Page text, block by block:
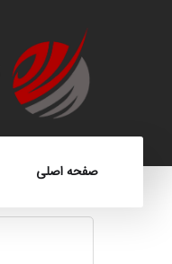
صفحه اصلی